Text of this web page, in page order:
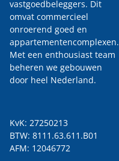
vastgoedbeleggers. Dit
omvat commercieel
onroerend goed en
appartementencomplexen.
Met een enthousiast team
beheren we gebouwen
door heel Nederland.
KvK: 27250213
BTW: 8111.63.611.B01
AFM: 12046772